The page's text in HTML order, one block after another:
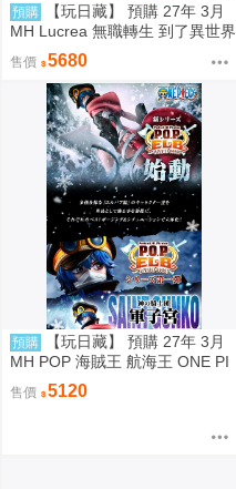
預購
【玩日藏】 預購 27年 3月
MH Lucrea 無職轉生 到了異世界
就拿出真本事 艾莉絲 代理版
售價 5680
預購
【玩日藏】 預購 27年 3月
MH POP 海賊王 航海王 ONE PI
ECE Elevated Boost Knights of
God 神之騎士團 軍子宮 代理版
售價 5120